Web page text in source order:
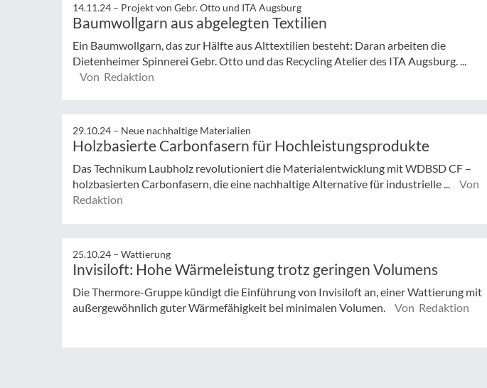
14.11.24 – Projekt von Gebr. Otto und ITA Augsburg
Baumwollgarn aus abgelegten Textilien
Ein Baumwollgarn, das zur Hälfte aus Alttextilien besteht: Daran arbeiten die
Dietenheimer Spinnerei Gebr. Otto und das Recycling Atelier des ITA Augsburg. ...
Von Redaktion
29.10.24 – Neue nachhaltige Materialien
Holzbasierte Carbonfasern für Hochleistungsprodukte
Das Technikum Laubholz revolutioniert die Materialentwicklung mit WDBSD CF –
holzbasierten Carbonfasern, die eine nachhaltige Alternative für industrielle ...
Von
Redaktion
25.10.24 – Wattierung
Invisiloft: Hohe Wärmeleistung trotz geringen Volumens
Die Thermore-Gruppe kündigt die Einführung von Invisiloft an, einer Wattierung mit
außergewöhnlich guter Wärmefähigkeit bei minimalen Volumen.
Von Redaktion